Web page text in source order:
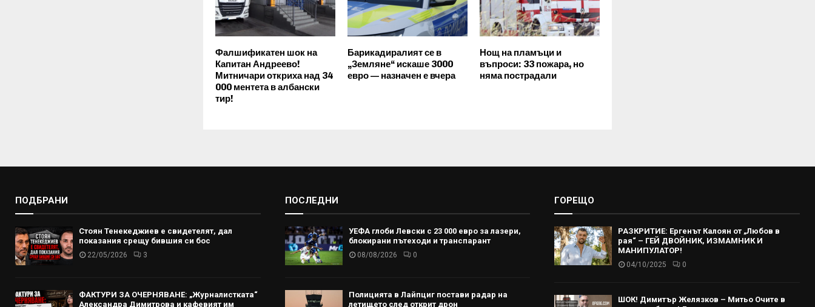
Фалшификатен шок на
Капитан Андреево!
Митничари откриха над 34
000 ментета в албански
тир!
Барикадиралият се в
„Земляне“ искаше 3000
евро — назначен е вчера
Нощ на пламъци и
въпроси: 33 пожара, но
няма пострадали
ПОДБРАНИ
Стоян Тенекеджиев е свидетелят, дал
показания срещу бившия си бос
22/05/2026 3
ФАКТУРИ ЗА ОЧЕРНЯВАНЕ: „Журналистката“
Александра Димитрова и кафевият им
ПОСЛЕДНИ
УЕФА глоби Левски с 23 000 евро за лазери,
блокирани пътеходи и транспарант
08/08/2026 0
Полицията в Лайпциг постави радар на
летището след открит дрон
ГОРЕЩО
РАЗКРИТИЕ: Ергенът Калоян от „Любов в
рая“ – ГЕЙ ДВОЙНИК, ИЗМАМНИК И
МАНИПУЛАТОР!
04/10/2025 0
ШОК! Димитър Желязков – Митьо Очите в